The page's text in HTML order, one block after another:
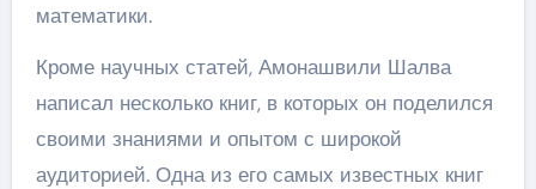
математики.
Кроме научных статей, Амонашвили Шалва
написал несколько книг, в которых он поделился
своими знаниями и опытом с широкой
аудиторией. Одна из его самых известных книг